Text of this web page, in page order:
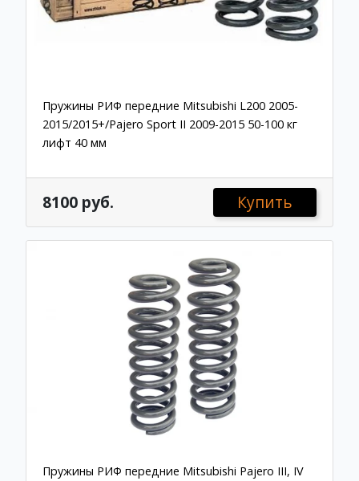
Пружины РИФ передние Mitsubishi L200 2005-
2015/2015+/Pajero Sport II 2009-2015 50-100 кг
лифт 40 мм
8100 руб. Купить
Пружины РИФ передние Mitsubishi Pajero III, IV